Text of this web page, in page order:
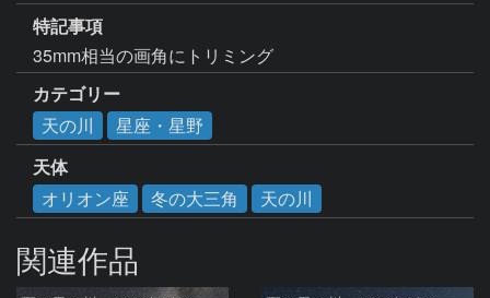
特記事項
35mm相当の画角にトリミング
カテゴリー
天の川
星座・星野
天体
オリオン座
冬の大三角 天の川
関連作品